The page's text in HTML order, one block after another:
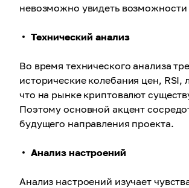
невозможно увидеть возможности
Технический анализ
Во время технического анализа
исторические колебания цен, RSI,
что на рынке криптовалют
Поэтому основной акцент
будущего направления проекта.
Анализ настроений
Анализ настроений изучает